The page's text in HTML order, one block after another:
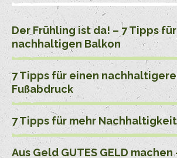
Der Frühling ist da! – 7 Tipps
nachhaltigen Balkon
7 Tipps für einen
Fußabdruck
7 Tipps für mehr
Aus Geld GUTES GELD machen